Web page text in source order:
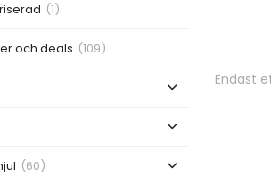
(1)
och deals (109)
(60)
Endast